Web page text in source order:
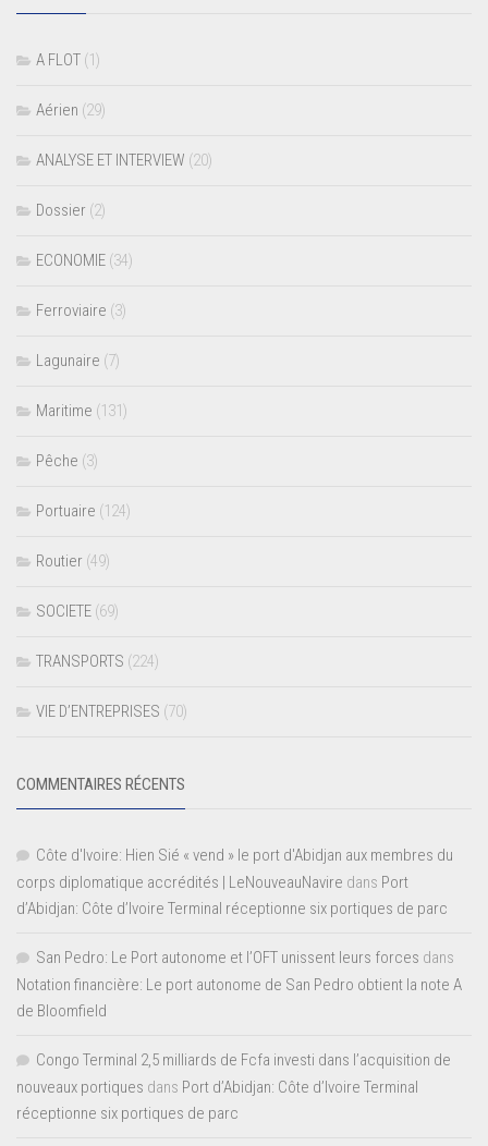
A FLOT (1)
Aérien (29)
ANALYSE ET INTERVIEW (20)
Dossier (2)
ECONOMIE (34)
Ferroviaire (3)
Lagunaire (7)
Maritime (131)
Pêche (3)
Portuaire (124)
Routier (49)
SOCIETE (69)
TRANSPORTS (224)
VIE D’ENTREPRISES (70)
COMMENTAIRES RÉCENTS
Côte d'Ivoire: Hien Sié « vend » le port d'Abidjan aux membres du
corps diplomatique accrédités | LeNouveauNavire dans Port
d’Abidjan: Côte d’Ivoire Terminal réceptionne six portiques de parc
San Pedro: Le Port autonome et l’OFT unissent leurs forces dans
Notation financière: Le port autonome de San Pedro obtient la note A
de Bloomfield
Congo Terminal 2,5 milliards de Fcfa investi dans l’acquisition de
nouveaux portiques dans Port d’Abidjan: Côte d’Ivoire Terminal
réceptionne six portiques de parc